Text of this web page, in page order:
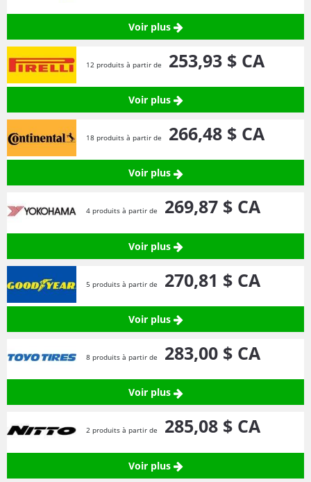
Voir plus
12 produits à partir de 253,93 $ CA
Voir plus
18 produits à partir de 266,48 $ CA
Voir plus
4 produits à partir de 269,87 $ CA
Voir plus
5 produits à partir de 270,81 $ CA
Voir plus
8 produits à partir de 283,00 $ CA
Voir plus
2 produits à partir de 285,08 $ CA
Voir plus